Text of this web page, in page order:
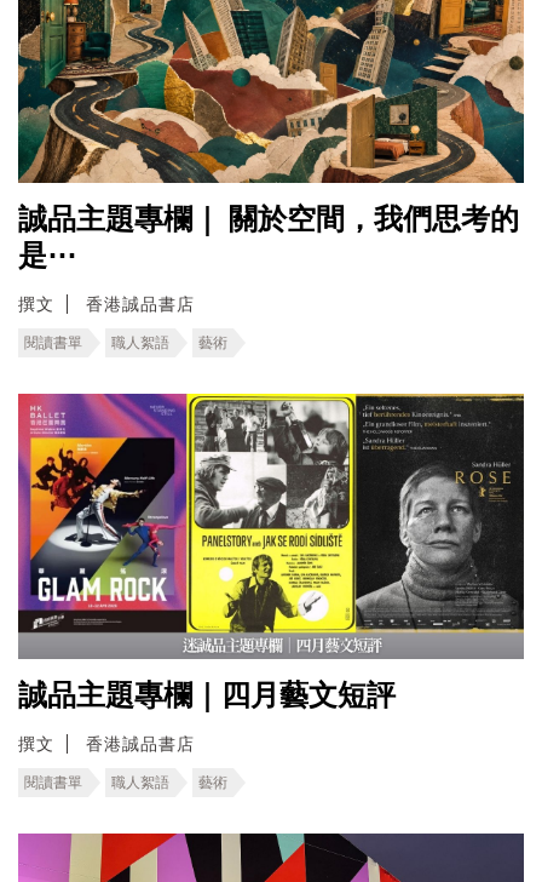
誠品主題專欄｜ ​關於空間，我們思考的
是⋯
撰文 香港誠品書店
閱讀書單 職人絮語 藝術
誠品主題專欄｜四月藝文短評
撰文 香港誠品書店
閱讀書單 職人絮語 藝術